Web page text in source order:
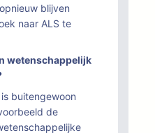
blijven
naar ALS te
wetenschappelijk
buitengewoon
de